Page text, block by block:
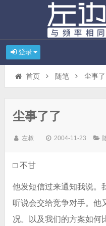
登录
首页 随笔 尘事
尘事了了
左叔 2004-11-23
□ 不甘
他发短信过来通知我说。
听说会交给竞争对手。他
况。以及我们的方案如何